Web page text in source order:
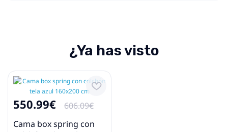
¿Ya has visto
550.99€
606.09€
Cama box spring con